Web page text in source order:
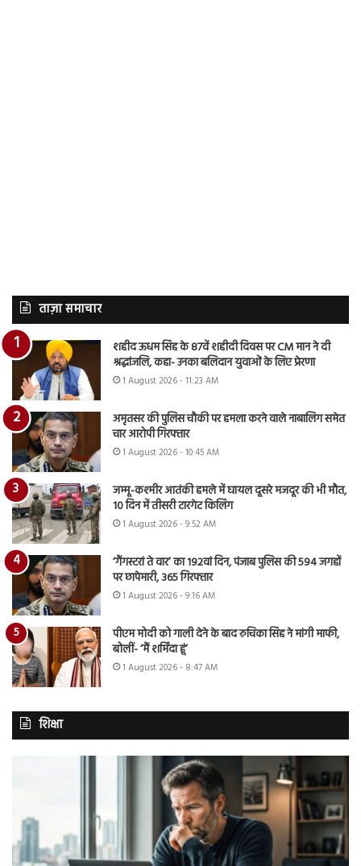
ताज़ा समाचार
शहीद ऊधम सिंह के 87वें शहीदी दिवस पर CM मान ने दी
श्रद्धांजलि, कहा- उनका बलिदान युवाओं के लिए प्रेरणा
1 August 2026 - 11:23 AM
अमृतसर की पुलिस चौकी पर हमला करने वाले नाबालिग समेत
चार आरोपी गिरफ्तार
1 August 2026 - 10:45 AM
जम्मू-कश्मीर आतंकी हमले में घायल दूसरे मजदूर की भी मौत,
10 दिन में तीसरी टारगेट किलिंग
1 August 2026 - 9:52 AM
‘गैंगस्टरां ते वार’ का 192वां दिन, पंजाब पुलिस की 594 जगहों
पर छापेमारी, 365 गिरफ्तार
1 August 2026 - 9:16 AM
पीएम मोदी को गाली देने के बाद रुचिका सिंह ने मांगी माफी,
बोलीं- ‘मैं शर्मिंदा हूं’
1 August 2026 - 8:47 AM
शिक्षा